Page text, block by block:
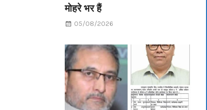
मोहरे भर हैं
05/08/2026